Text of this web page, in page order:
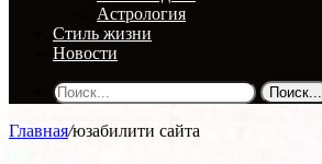
Астрология
Стиль жизни
Новости
Поиск...
Главная/юзабилити сайта